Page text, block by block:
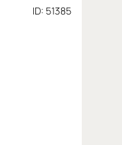
ID: 51385